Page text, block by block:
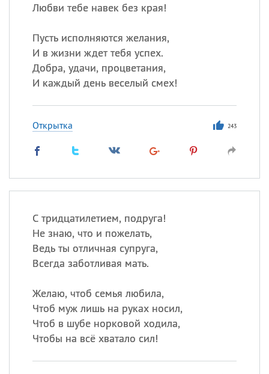
Любви тебе навек без края!
Пусть исполняются желания,
И в жизни ждет тебя успех.
Добра, удачи, процветания,
И каждый день веселый смех!
Открытка 243
С тридцатилетием, подруга!
Не знаю, что и пожелать,
Ведь ты отличная супруга,
Всегда заботливая мать.
Желаю, чтоб семья любила,
Чтоб муж лишь на руках носил,
Чтоб в шубе норковой ходила,
Чтобы на всё хватало сил!
Сегодня празднуют именины
Сергей, Теодор,